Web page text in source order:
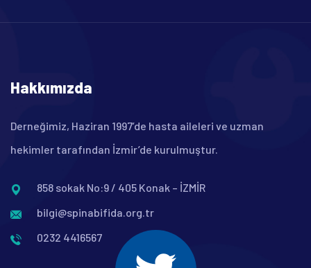
Hakkımızda
Derneğimiz, Haziran 1997’de hasta aileleri ve uzman
hekimler tarafından İzmir’de kurulmuştur.
858 sokak No:9 / 405 Konak – İZMİR
bilgi@spinabifida.org.tr
0232 4416567